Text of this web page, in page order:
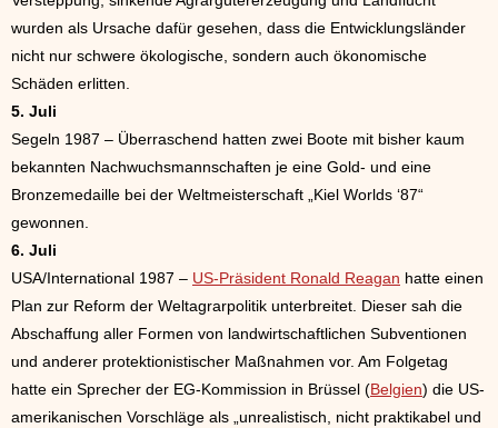
wurden als Ursache dafür gesehen, dass die Entwicklungsländer
nicht nur schwere ökologische, sondern auch ökonomische
Schäden erlitten.
5. Juli
Segeln 1987 – Überraschend hatten zwei Boote mit bisher kaum
bekannten Nachwuchsmannschaften je eine Gold- und eine
Bronzemedaille bei der Weltmeisterschaft „Kiel Worlds ‘87“
gewonnen.
6. Juli
USA/International 1987 – US-Präsident Ronald Reagan hatte einen
Plan zur Reform der Weltagrarpolitik unterbreitet. Dieser sah die
Abschaffung aller Formen von landwirtschaftlichen Subventionen
und anderer protektionistischer Maßnahmen vor. Am Folgetag
hatte ein Sprecher der EG-Kommission in Brüssel (Belgien) die US-
amerikanischen Vorschläge als „unrealistisch, nicht praktikabel und